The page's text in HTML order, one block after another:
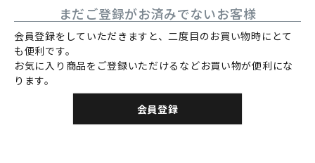
まだご登録がお済みでないお客様
会員登録をしていただきますと、二度目のお買い物時にとて
も便利です。
お気に入り商品をご登録いただけるなどお買い物が便利にな
ります。
会員登録